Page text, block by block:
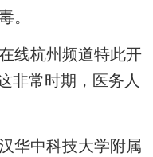
。
杭州频道特此开
非常时期，医务人
中科技大学附属